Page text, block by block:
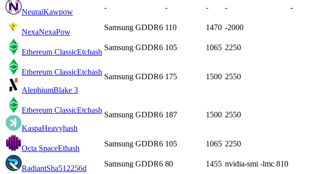
NeuraiKawpow
- - - - -
NexaNexaPow
Samsung GDDR6 110 1470 -2000
Ethereum ClassicEtchash
Samsung GDDR6 105 1065 2250
Ethereum ClassicEtchash
AlephiumBlake 3
Samsung GDDR6 175 1500 2550
Ethereum ClassicEtchash
KaspaHeavyhash
Samsung GDDR6 187 1500 2550
Octa SpaceEthash
Samsung GDDR6 105 1065 2250
RadiantSha512256d
Samsung GDDR6 80 1455 nvidia-smi -lmc 810